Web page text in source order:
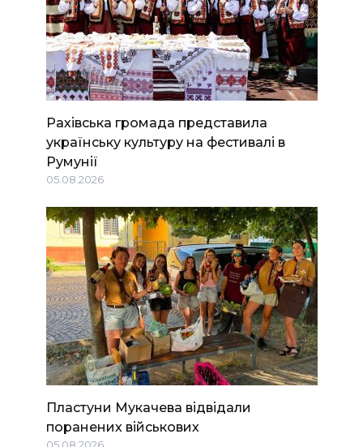
Рахівська громада представила
українську культуру на фестивалі в
Румунії
05.08.2026
Пластуни Мукачева відвідали
поранених військових
05.08.2026